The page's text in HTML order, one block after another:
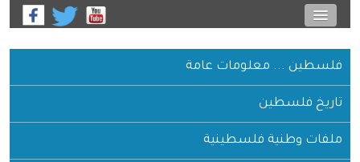
فلسطين ... معلومات عامة
تاريخ فلسطين
ملفات وطنية فلسطينية